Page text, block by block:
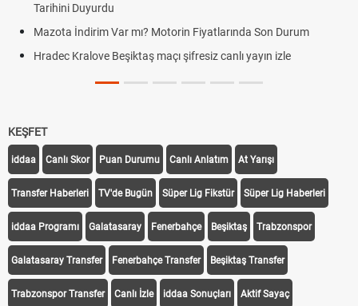
Var mı? Motorin Fiyatlarında Son Durum
Beşiktaş maçı şifresiz canlı yayın izle
KEŞFET
iddaa Canlı Skor Puan Durumu Canlı Anlatım At Yarışı
Transfer Haberleri TV'de Bugün Süper Lig Fikstür Süper Lig Haberleri
iddaa Programı Galatasaray Fenerbahçe Beşiktaş Trabzonspor
Galatasaray Transfer Fenerbahçe Transfer Beşiktaş Transfer